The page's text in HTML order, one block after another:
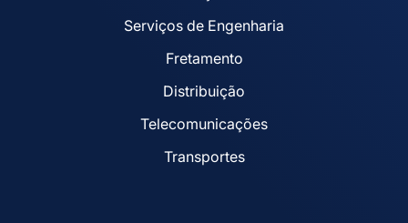
Serviços de Engenharia
Fretamento
Distribuição
Telecomunicações
Transportes